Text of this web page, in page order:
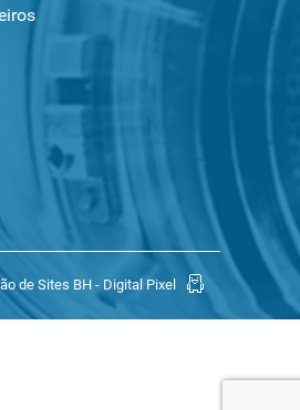
de Sites BH - Digital Pixel